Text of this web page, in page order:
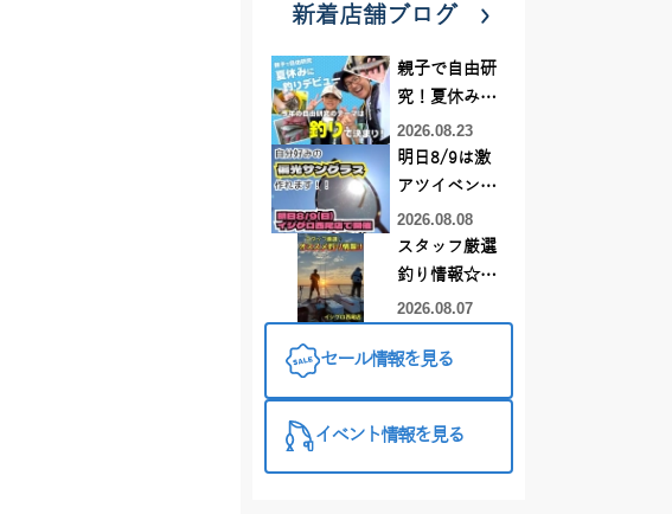
新着店舗ブログ
親子で自由研
究！夏休みに
釣りデビュー
2026.08.23
明日8/9は激
アツイベント
日！！！～オ
ーダー偏光グ
ラス受注会～
2026.08.08
スタッフ厳選
釣り情報☆彡
連休は何釣り
♪【イシグロ
2026.08.07
セール情報を見る
イベント情報を見る